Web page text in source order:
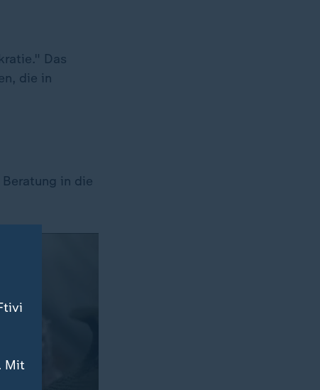
Das
die in
in die
Mit